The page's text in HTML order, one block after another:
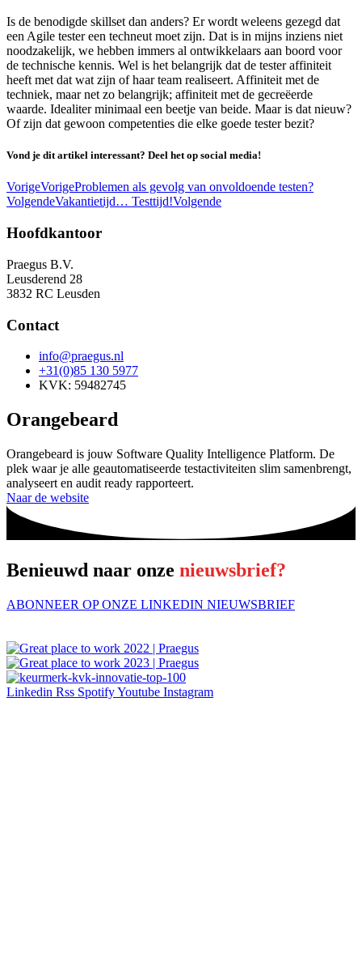
Is de benodigde skillset dan anders? Er wordt weleens gezegd dat
een Agile tester een techneut moet zijn. Dat is in mijns inziens niet
noodzakelijk, we hebben immers al ontwikkelaars aan boord voor
de technische kennis. Wel is het belangrijk dat de tester affiniteit
heeft met dat wat zijn of haar team realiseert. Affiniteit met de
techniek, maar net zo belangrijk; affiniteit met de gecreëerde
waarde. Idealiter minimaal een beetje van beide. Maar is dat nieuw?
Of zijn dat gewoon competenties die elke goede tester bezit?
Vond je dit artikel interessant? Deel het op social media!
VorigeVorigeProblemen als gevolg van onvoldoende testen?
VolgendeVakantietijd… Testtijd!Volgende
Hoofdkantoor
Praegus B.V.
Leusderend 28
3832 RC Leusden
Contact
info@praegus.nl
+31(0)85 130 5977
KVK: 59482745
Orangebeard
Orangebeard is jouw Software Quality Intelligence Platform. De
plek waar je alle geautomatiseerde testactiviteiten slim samenbrengt,
analyseert en audit ready rapporteert.
Naar de website
Benieuwd naar onze nieuwsbrief?
ABONNEER OP ONZE LINKEDIN NIEUWSBRIEF
Linkedin Rss SpotifyYoutube Instagram